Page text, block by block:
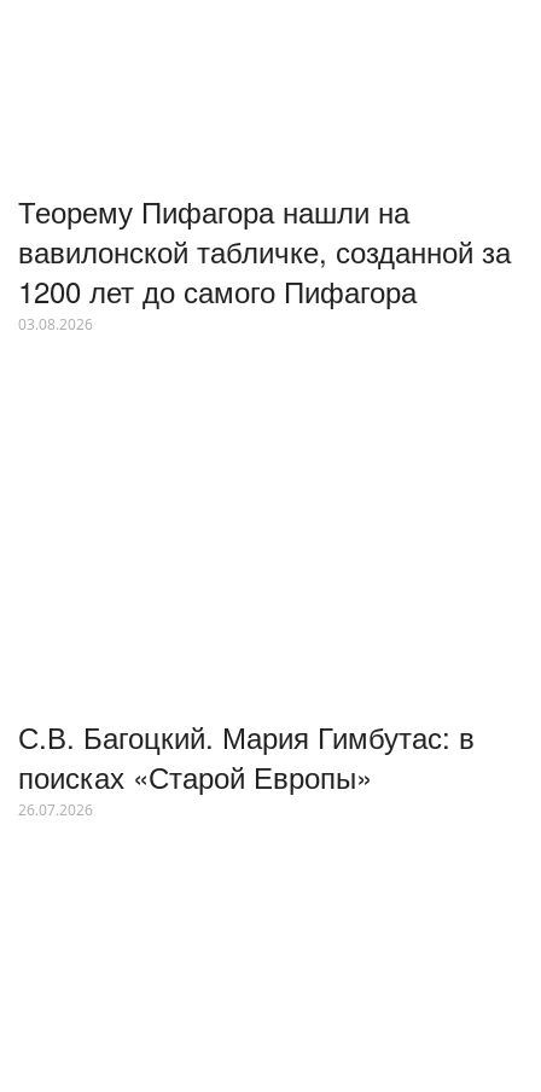
Теорему Пифагора нашли на
вавилонской табличке, созданной за
1200 лет до самого Пифагора
03.08.2026
С.В. Багоцкий. Мария Гимбутас: в
поисках «Старой Европы»
26.07.2026